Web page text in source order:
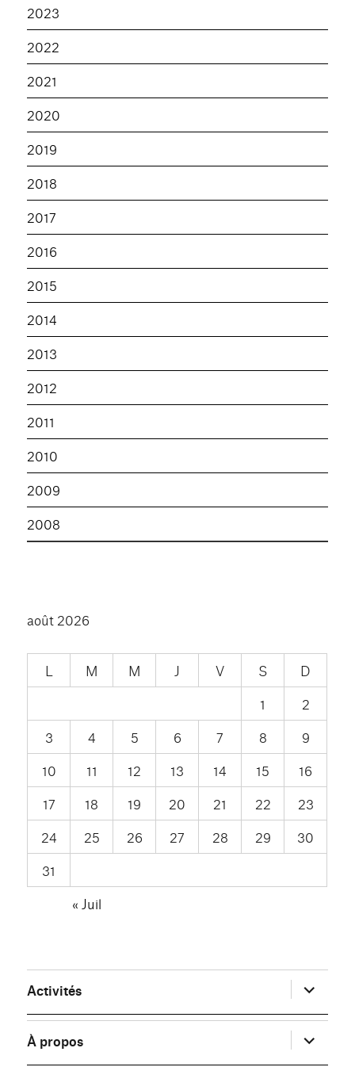
2023
2022
2021
2020
2019
2018
2017
2016
2015
2014
2013
2012
2011
2010
2009
2008
août 2026
L M M J V S
D
1
2
3
4 5 6 7 8
9
10
11 12 13 14 15
16
17
18 19 20 21 22
23
24
25 26 27 28 29
30
31
« Juil
Activités ouvrir
le
sous-
menu
À propos
ouvrir
le
sous-